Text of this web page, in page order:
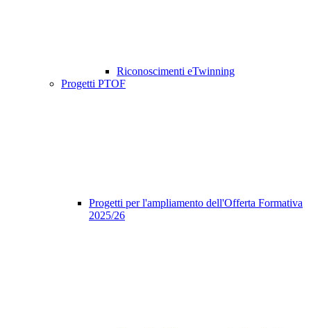
Riconoscimenti eTwinning
Progetti PTOF
Progetti per l'ampliamento dell'Offerta Formativa
2025/26